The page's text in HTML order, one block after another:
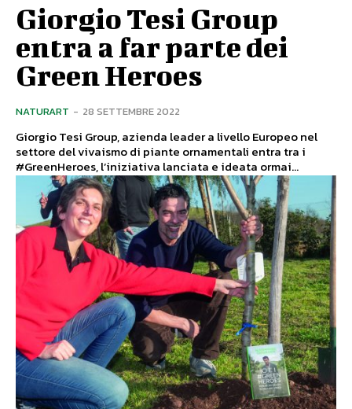
Giorgio Tesi Group
entra a far parte dei
Green Heroes
NATURART - 28 SETTEMBRE 2022
Giorgio Tesi Group, azienda leader a livello Europeo nel
settore del vivaismo di piante ornamentali entra tra i
#GreenHeroes, l’iniziativa lanciata e ideata ormai...